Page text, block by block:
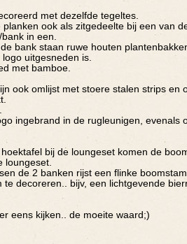
met dezelfde tegeltes.
ook als zitgedeelte bij een van
in een.
bank staan ruwe houten
uitgesneden is.
met bamboe.
ook omlijst met stoere stalen strips en
ingebrand in de rugleunigen, evenals
bij de loungeset komen de
loungeset.
de 2 banken rijst een flinke
te decoreren.. bijv, een lichtgevende
eens kijken.. de moeite waard;)